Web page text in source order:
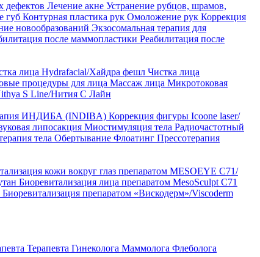
дефектов Лечение акне Устранение рубцов, шрамов,
губ Контурная пластика рук Омоложение рук Коррекция
новообразований Экзосомальная терапия для
после маммопластики Реабилитация после
лица Hydrafacial/Хайдра фешл Чистка лица
процедуры для лица Массаж лица Микротоковая
S Line/Нития С Лайн
ИНДИБА (INDIBA) Коррекция фигуры Icoone laser/
липосакция Миостимуляция тела Радиочастотный
тела Обертывание Флоатинг Прессотерапия
кожи вокруг глаз препаратом MESOEYE C71/
Биоревитализация лица препаратом MesoSculpt C71
Биоревитализация препаратом «Вискодерм»/Viscoderm
Терапевта Гинеколога Маммолога Флеболога